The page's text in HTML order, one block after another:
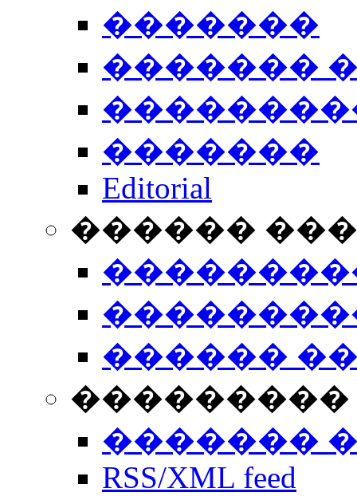
�������
�������
�������
Editorial
������
������
���������
�������
RSS/XML feed